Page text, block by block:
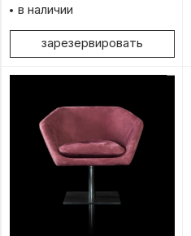
в наличии
зарезервировать